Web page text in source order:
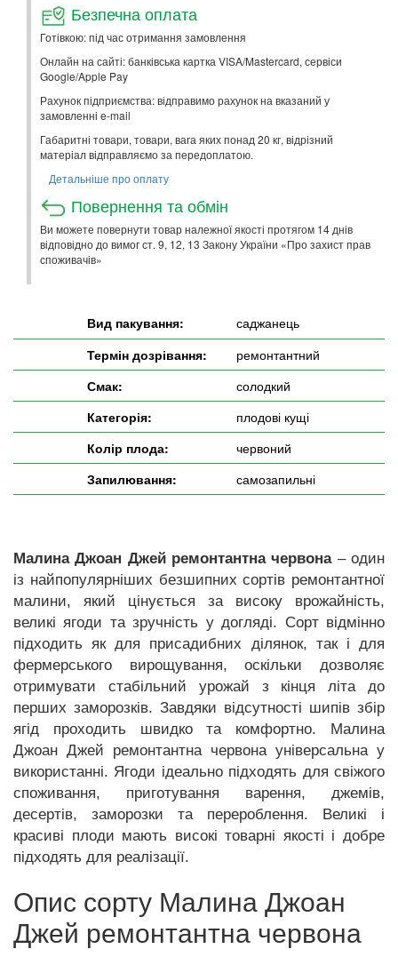
Безпечна оплата
Готівкою: під час отримання замовлення
Онлайн на сайті: банківська картка VISA/Mastercard, сервіси
Google/Apple Pay
Рахунок підприємства: відправимо рахунок на вказаний у
замовленні e-mail
Габаритні товари, товари, вага яких понад 20 кг, відрізний
матеріал відправляємо за передоплатою.
Детальніше про оплату
Повернення та обмін
Ви можете повернути товар належної якості протягом 14 днів
відповідно до вимог ст. 9, 12, 13 Закону України «Про захист прав
споживачів»
Вид пакування:
саджанець
Термін дозрівання:
ремонтантний
Смак:
солодкий
Категорія:
плодові кущі
Колір плода:
червоний
Запилювання:
самозапильні
Малина Джоан Джей ремонтантна червона– один
із найпопулярніших безшипних сортів ремонтантної
малини, який цінується за високу врожайність,
великі ягоди та зручність у догляді. Сорт відмінно
підходить як для присадибних ділянок, так і для
фермерського вирощування, оскільки дозволяє
отримувати стабільний урожай з кінця літа до
перших заморозків. Завдяки відсутності шипів збір
ягід проходить швидко та комфортно. Малина
Джоан Джей ремонтантна червона універсальна у
використанні. Ягоди ідеально підходять для свіжого
споживання, приготування варення, джемів,
десертів, заморозки та перероблення. Великі і
красиві плоди мають високі товарні якості і добре
підходять для реалізації.
Опис сорту Малина Джоан
Джей ремонтантна червона